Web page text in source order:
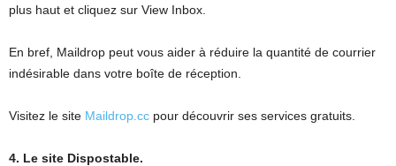
plus haut et cliquez sur View Inbox.
En bref, Maildrop peut vous aider à réduire la quantité de courrier
indésirable dans votre boîte de réception.
Visitez le site Maildrop.cc pour découvrir ses services gratuits.
4. Le site Dispostable.